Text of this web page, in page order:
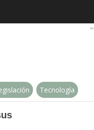
las tiendas a sus
Tecnología